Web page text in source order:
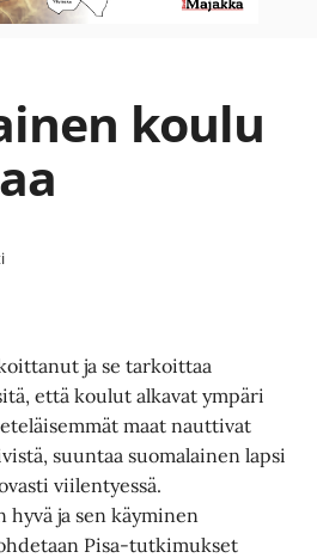
koulu
ja se tarkoittaa
että koulut alkavat ympäri
maat nauttivat
suuntaa suomalainen lapsi
viilentyessä.
hyvä ja sen käyminen
Pisa-tutkimukset